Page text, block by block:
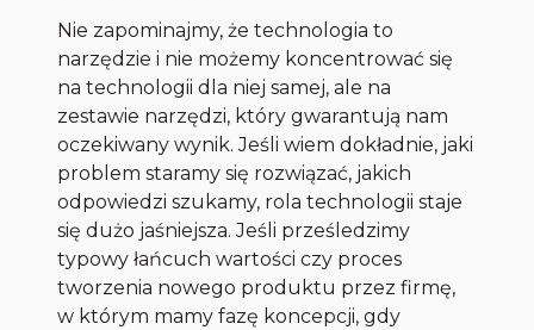
Nie zapominajmy, że technologia to
narzędzie i nie możemy koncentrować się
na technologii dla niej samej, ale na
zestawie narzędzi, który gwarantują nam
oczekiwany wynik. Jeśli wiem dokładnie, jaki
problem staramy się rozwiązać, jakich
odpowiedzi szukamy, rola technologii staje
się dużo jaśniejsza. Jeśli prześledzimy
typowy łańcuch wartości czy proces
tworzenia nowego produktu przez firmę,
w którym mamy fazę koncepcji, gdy